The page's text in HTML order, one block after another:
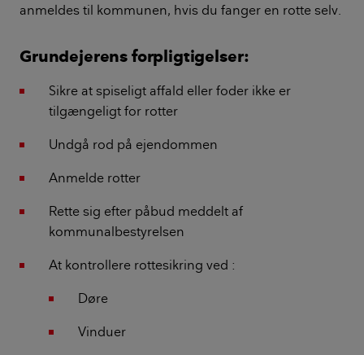
anmeldes til kommunen, hvis du fanger en rotte selv.
Grundejerens forpligtigelser:
Sikre at spiseligt affald eller foder ikke er
tilgængeligt for rotter
Undgå rod på ejendommen
Anmelde rotter
Rette sig efter påbud meddelt af
kommunalbestyrelsen
At kontrollere rottesikring ved :
Døre
Vinduer